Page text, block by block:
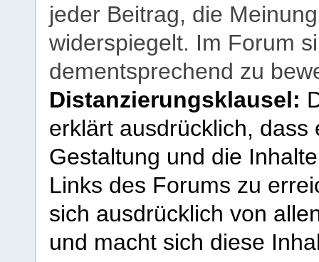
jeder Beitrag, die
widerspiegelt. Im Forum
dementsprechend zu
Distanzierungsklausel:
erklärt ausdrücklich,
Gestaltung und die
Links des Forums zu
sich ausdrücklich von
und macht sich diese